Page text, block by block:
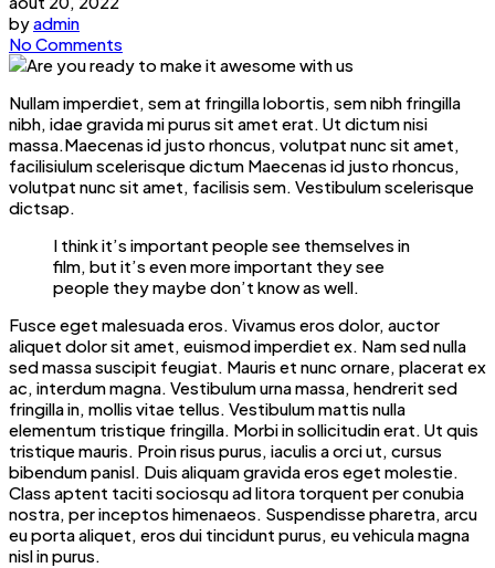
byadmin
No Comments
Nullam imperdiet, sem at fringilla lobortis, sem nibh fringilla
nibh, idae gravida mi purus sit amet erat. Ut dictum nisi
massa.Maecenas id justo rhoncus, volutpat nunc sit amet,
facilisiulum scelerisque dictum Maecenas id justo rhoncus,
volutpat nunc sit amet, facilisis sem. Vestibulum scelerisque
dictsap.
I think it’s important people see themselves in
film, but it’s even more important they see
people they maybe don’t know as well.
Fusce eget malesuada eros. Vivamus eros dolor, auctor
aliquet dolor sit amet, euismod imperdiet ex. Nam sed nulla
sed massa suscipit feugiat. Mauris et nunc ornare, placerat ex
ac, interdum magna. Vestibulum urna massa, hendrerit sed
fringilla in, mollis vitae tellus. Vestibulum mattis nulla
elementum tristique fringilla. Morbi in sollicitudin erat. Ut quis
tristique mauris. Proin risus purus, iaculis a orci ut, cursus
bibendum panisl. Duis aliquam gravida eros eget molestie.
Class aptent taciti sociosqu ad litora torquent per conubia
nostra, per inceptos himenaeos. Suspendisse pharetra, arcu
eu porta aliquet, eros dui tincidunt purus, eu vehicula magna
nisl in purus.